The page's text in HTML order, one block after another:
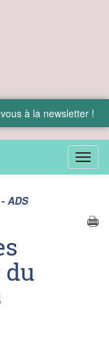
à la newsletter !
Menu
ADS